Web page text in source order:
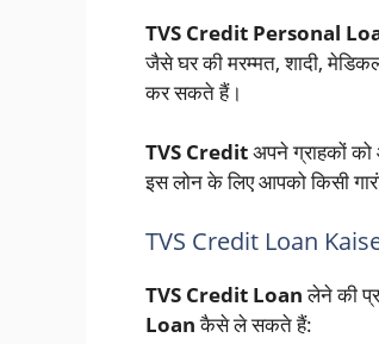
TVS Credit Personal
जैसे घर की मरम्मत, शादी,
कर सकते हैं।
TVS Creditअपने ग्राहकों
इस लोन के लिए आपको किसी
TVS Credit Loan
TVS Credit Loanलेने की
Loanकैसे ले सकते हैं: